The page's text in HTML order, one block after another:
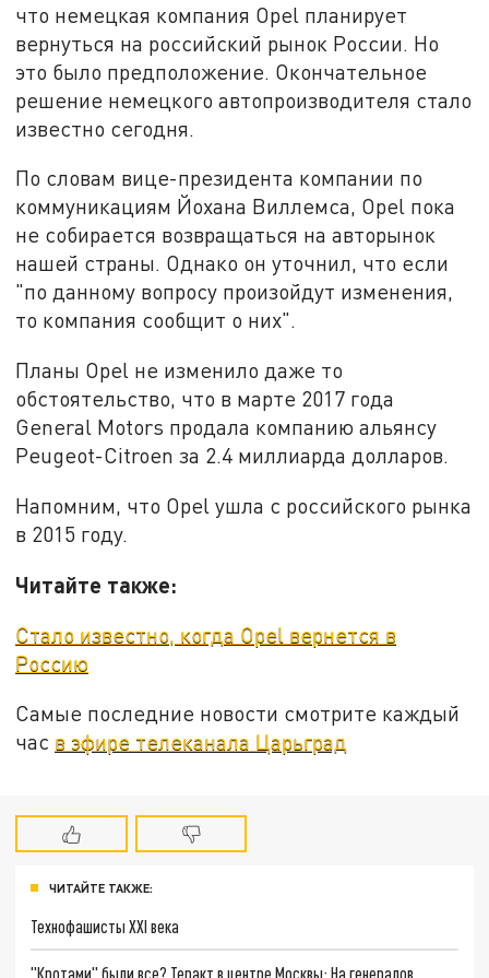
что немецкая компания Opel планирует
вернуться на российский рынок России. Но
это было предположение. Окончательное
решение немецкого автопроизводителя стало
известно сегодня.
По словам вице-президента компании по
коммуникациям Йохана Виллемса, Opel пока
не собирается возвращаться на авторынок
нашей страны. Однако он уточнил, что если
"по данному вопросу произойдут изменения,
то компания сообщит о них".
Планы Opel не изменило даже то
обстоятельство, что в марте 2017 года
General Motors продала компанию альянсу
Peugeot-Citroen за 2.4 миллиарда долларов.
Напомним, что Opel ушла с российского рынка
в 2015 году.
Читайте также:
Стало известно, когда Opel вернется в
Россию
Самые последние новости смотрите каждый
час в эфире телеканала Царьград
ЧИТАЙТЕ ТАКЖЕ:
Технофашисты XXI века
"Кротами" были все? Теракт в центре Москвы: На генералов